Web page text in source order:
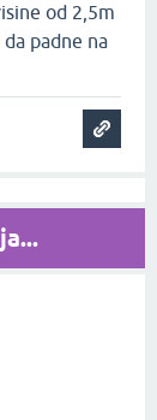
od 2,5m
padne na